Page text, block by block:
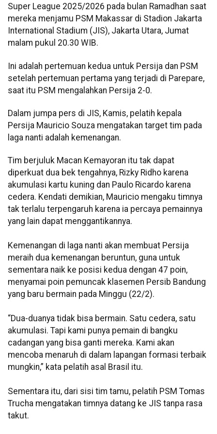
Super League 2025/2026 pada bulan Ramadhan saat
mereka menjamu PSM Makassar di Stadion Jakarta
International Stadium (JIS), Jakarta Utara, Jumat
malam pukul 20.30 WIB.
Ini adalah pertemuan kedua untuk Persija dan PSM
setelah pertemuan pertama yang terjadi di Parepare,
saat itu PSM mengalahkan Persija 2-0.
Dalam jumpa pers di JIS, Kamis, pelatih kepala
Persija Mauricio Souza mengatakan target tim pada
laga nanti adalah kemenangan.
Tim berjuluk Macan Kemayoran itu tak dapat
diperkuat dua bek tengahnya, Rizky Ridho karena
akumulasi kartu kuning dan Paulo Ricardo karena
cedera. Kendati demikian, Mauricio mengaku timnya
tak terlalu terpengaruh karena ia percaya pemainnya
yang lain dapat menggantikannya.
Kemenangan di laga nanti akan membuat Persija
meraih dua kemenangan beruntun, guna untuk
sementara naik ke posisi kedua dengan 47 poin,
menyamai poin pemuncak klasemen Persib Bandung
yang baru bermain pada Minggu (22/2).
“Dua-duanya tidak bisa bermain. Satu cedera, satu
akumulasi. Tapi kami punya pemain di bangku
cadangan yang bisa ganti mereka. Kami akan
mencoba menaruh di dalam lapangan formasi terbaik
mungkin,” kata pelatih asal Brasil itu.
Sementara itu, dari sisi tim tamu, pelatih PSM Tomas
Trucha mengatakan timnya datang ke JIS tanpa rasa
takut.